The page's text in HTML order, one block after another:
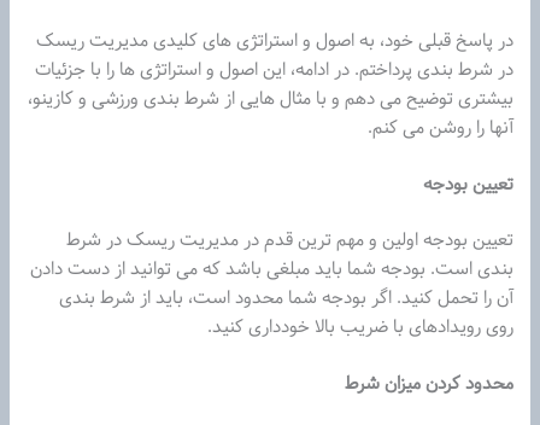
در پاسخ قبلی خود، به اصول و استراتژی های کلیدی مدیریت ریسک
در شرط بندی پرداختم. در ادامه، این اصول و استراتژی ها را با جزئیات
بیشتری توضیح می دهم و با مثال هایی از شرط بندی ورزشی و کازینو،
آنها را روشن می کنم.
تعیین بودجه
تعیین بودجه اولین و مهم ترین قدم در مدیریت ریسک در شرط
بندی است. بودجه شما باید مبلغی باشد که می توانید از دست دادن
آن را تحمل کنید. اگر بودجه شما محدود است، باید از شرط بندی
روی رویدادهای با ضریب بالا خودداری کنید.
محدود کردن میزان شرط